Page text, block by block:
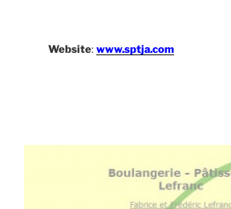
Website: www.sptja.com